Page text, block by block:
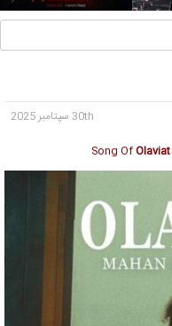
30th سپتامبر 2025
Song OfOlaviat